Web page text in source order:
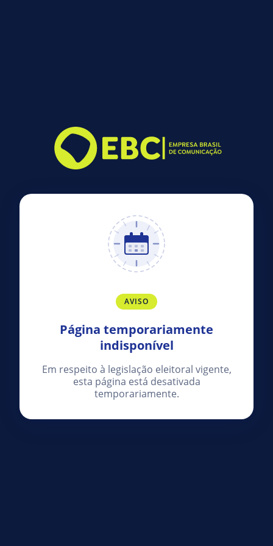
AVISO
Página temporariamente
indisponível
Em respeito à legislação eleitoral vigente,
esta página está desativada
temporariamente.